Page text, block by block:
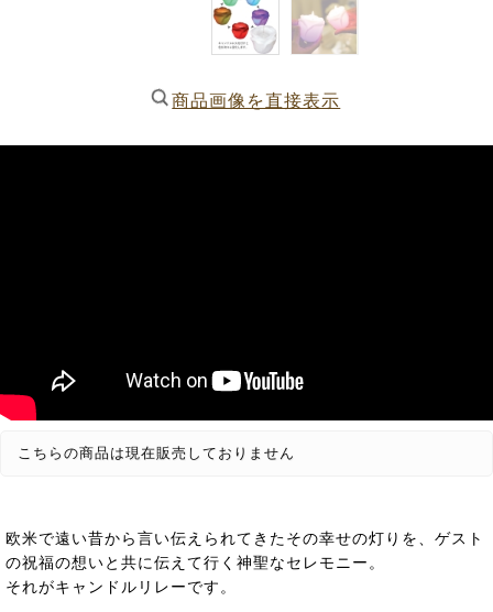
商品画像を直接表示
こちらの商品は現在販売しておりません
欧米で遠い昔から言い伝えられてきたその幸せの灯りを、ゲスト
の祝福の想いと共に伝えて行く神聖なセレモニー。
それがキャンドルリレーです。